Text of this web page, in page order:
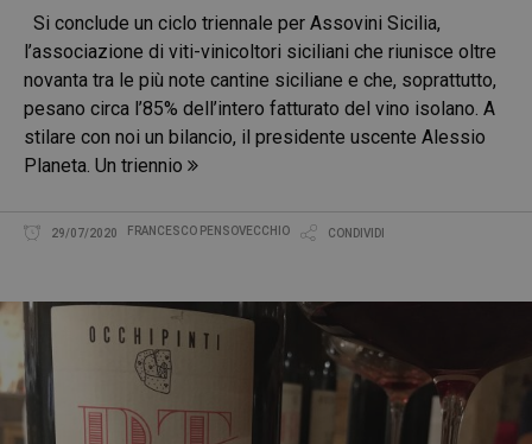
Si conclude un ciclo triennale per Assovini Sicilia,
l’associazione di viti-vinicoltori siciliani che riunisce oltre
novanta tra le più note cantine siciliane e che, soprattutto,
pesano circa l’85% dell’intero fatturato del vino isolano. A
stilare con noi un bilancio, il presidente uscente Alessio
Planeta. Un triennio
29/07/2020 FRANCESCO PENSOVECCHIO CONDIVIDI